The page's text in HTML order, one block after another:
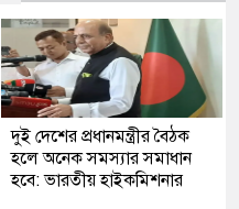
দুই দেশের প্রধানমন্ত্রীর বৈঠক
হলে অনেক সমস্যার সমাধান
হবে: ভারতীয় হাইকমিশনার